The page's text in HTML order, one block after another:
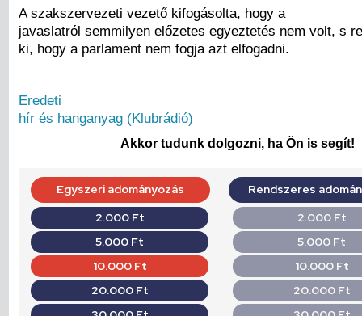
A szakszervezeti vezető kifogásolta, hogy a
javaslatról semmilyen előzetes egyeztetés nem volt, s
ki, hogy a parlament nem fogja azt elfogadni.
Eredeti
hír és hanganyag (Klubrádió)
Akkor tudunk dolgozni, ha Ön is segít!